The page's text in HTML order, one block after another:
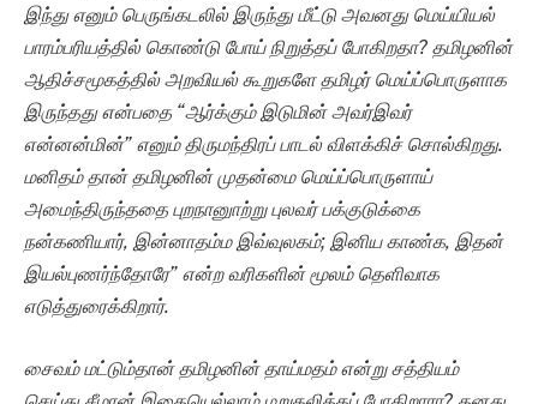
இந்து எனும் பெருங்கடலில் இருந்து மீட்டு அவனது மெய்யியல்
பாரம்பரியத்தில் கொண்டு போய் நிறுத்தப் போகிறதா? தமிழனின்
ஆதிச்சமூகத்தில் அறவியல் கூறுகளே தமிழர் மெய்ப்பொருளாக
இருந்தது என்பதை “ஆர்க்கும் இடுமின் அவர்இவர்
என்னன்மின்” எனும் திருமந்திரப் பாடல் விளக்கிச் சொல்கிறது.
மனிதம் தான் தமிழனின் முதன்மை மெய்ப்பொருளாய்
அமைந்திருந்ததை புறநானுாற்று புலவர் பக்குடுக்கை
நன்கணியார், இன்னாதம்ம இவ்வுலகம்; இனிய காண்க, இதன்
இயல்புணர்ந்தோரே” என்ற வரிகளின் மூலம் தெளிவாக
எடுத்துரைக்கிறார்.
சைவம் மட்டும்தான் தமிழனின் தாய்மதம் என்று சத்தியம்